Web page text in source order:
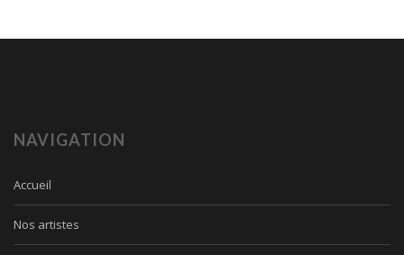
NAVIGATION
Accueil
Nos artistes